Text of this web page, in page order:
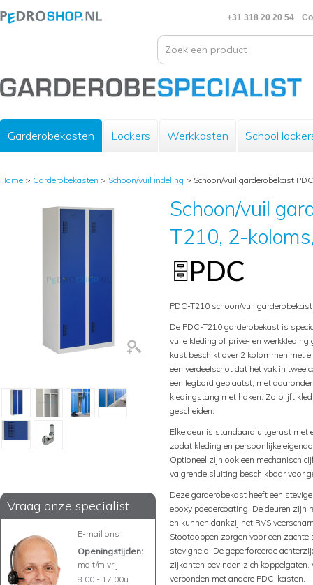
+31 318 20 20 54
Garderobekasten Lockers Werkkasten School
Home > Garderobekasten > Schoon/vuil indeling > Schoon/vuil garderobekast
Vraag onze specialist
E-mail ons
Openingstijden:
ma t/m vrij
8.00 - 17.00u
Schoon/vuil
T210, 2-
PDC-T210 schoon/vuil
De PDC-T210 garderobekast is
vuile kleding of privé- en werkkleding
kast beschikt over 2 kolommen met
een verdeelschot dat het vak in
een legbord geplaatst, met
kledingstang met haken. Zo blijft
gescheiden.
Elke deur is standaard uitgerust met
zodat kleding en persoonlijke
Optioneel zijn ook een mechanisch
valgrendelsluiting beschikbaar voor
Deze garderobekast heeft een
epoxy poedercoating. De deuren zijn
en kunnen dankzij het RVS
Stootdoppen zorgen voor een
stevigheid. De geperforeerde
zijkanten bevinden zich
verbonden met andere PDC-kasten.